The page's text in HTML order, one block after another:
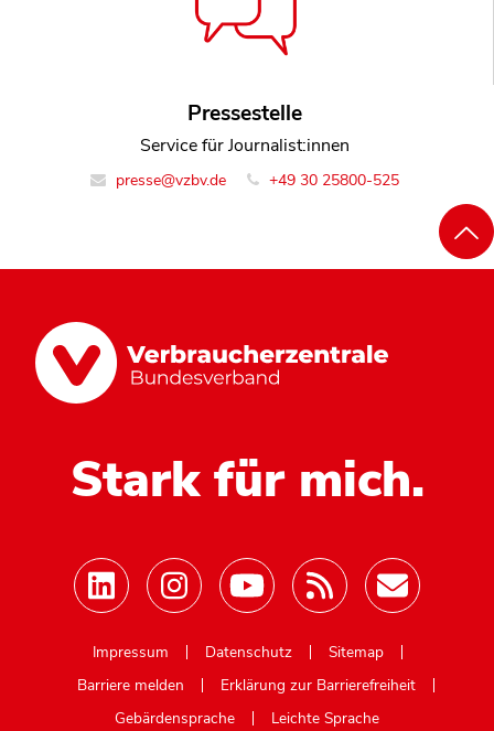
Pressestelle
Service für Journalist:innen
presse@vzbv.de +49 30 25800-525
Stark für mich.
Impressum
Datenschutz
Sitemap
Barriere melden
Erklärung zur Barrierefreiheit
Gebärdensprache
Leichte Sprache